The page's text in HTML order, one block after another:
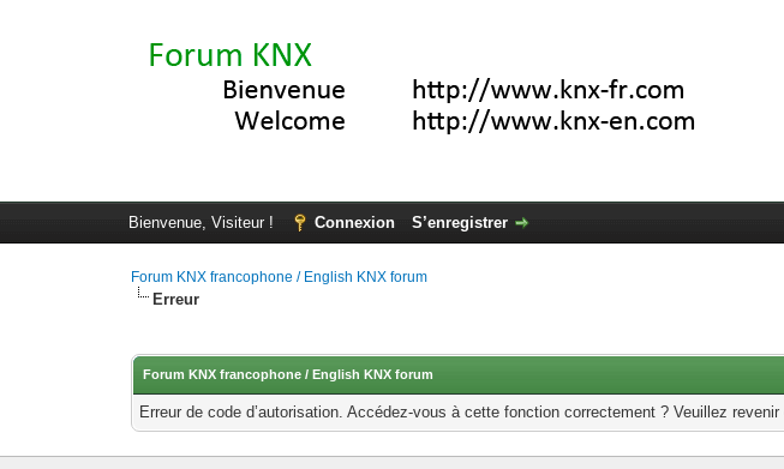
Bienvenue, Visiteur ! Connexion S’enregistrer
Forum KNX francophone / English KNX forum
Erreur
Forum KNX francophone / English KNX forum
Erreur de code d’autorisation. Accédez-vous à cette fonction correctement ? Veuillez